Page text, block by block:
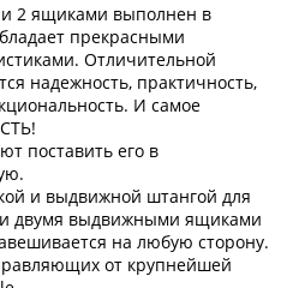
2 ящиками выполнен в
прекрасными
Отличительной
надежность, практичность,
И самое
поставить его в
и выдвижной штангой для
двумя выдвижными ящиками
на любую сторону.
от крупнейшей